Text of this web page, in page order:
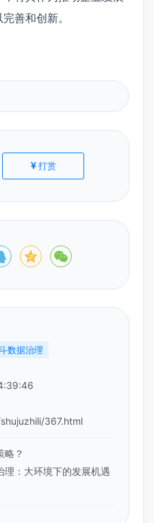
善和创新。
打赏
数据治理
367.html
略？
理：大环境下的发展机遇